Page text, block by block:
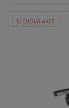
SLEVOVÁ AKCE